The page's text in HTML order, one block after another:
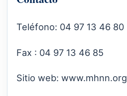
Teléfono: 04 97 13 46 80
Fax : 04 97 13 46 85
Sitio web: www.mhnn.org